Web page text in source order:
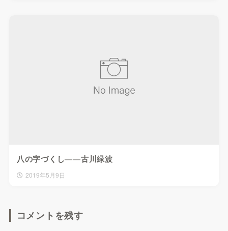
八の字づくし——古川緑波
2019年5月9日
コメントを残す